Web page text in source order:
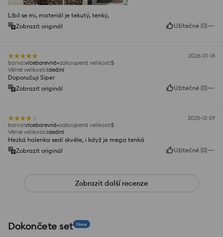
Líbil se mi, materiál je tekutý, tenký,
Zobrazit originál
Užitečné (0)
2026-01-18
barva:vícebarevná zakoupená velikost:S
Věrné velikosti:ideální
Doporučuji Siper
Zobrazit originál
Užitečné (0)
2025-12-29
barva:vícebarevná zakoupená velikost:S
Věrné velikosti:ideální
Hezká halenka sedí skvěle, i když je mega tenká
Zobrazit originál
Užitečné (0)
Zobrazit další recenze
Dokončete set New